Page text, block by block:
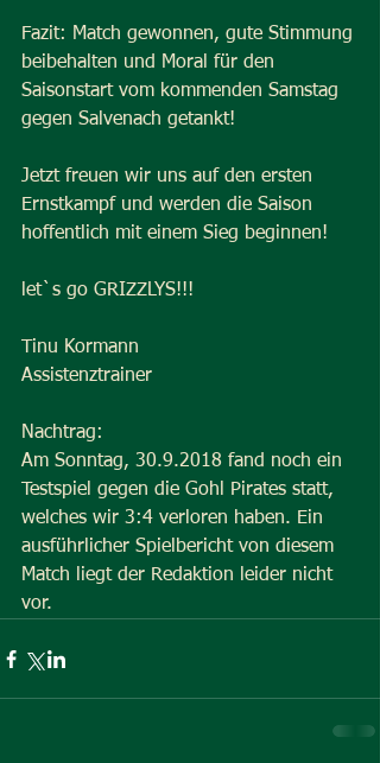
Fazit: Match gewonnen, gute Stimmung
beibehalten und Moral für den
Saisonstart vom kommenden Samstag
gegen Salvenach getankt!
Jetzt freuen wir uns auf den ersten
Ernstkampf und werden die Saison
hoffentlich mit einem Sieg beginnen!
let`s go GRIZZLYS!!!
Tinu Kormann
Assistenztrainer
Nachtrag:
Am Sonntag, 30.9.2018 fand noch ein
Testspiel gegen die Gohl Pirates statt,
welches wir 3:4 verloren haben. Ein
ausführlicher Spielbericht von diesem
Match liegt der Redaktion leider nicht
vor.